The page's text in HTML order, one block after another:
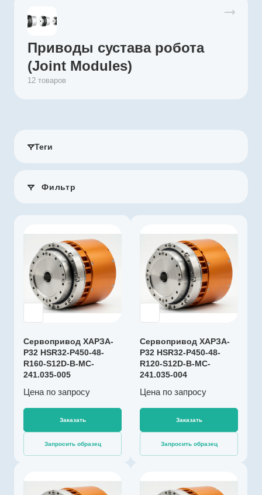
Приводы сустава робота
(Joint Modules)
12 товаров
Теги
Фильтр
Сервопривод ХАРЗА-
Р32 HSR32-P450-48-
R160-S12D-B-MC-
241.035-005
Цена по запросу
Заказать
Запросить образец
Производитель
ООО
"ИнноДрайв"
Артикул
HSR32-P450-48-
R120-S12D-B-
MC-241.035-004
волновой
Серия
ХАРЗА-Р
32
синхронный
Номинальный ток,
А
Сервопривод ХАРЗА-
Р32 HSR32-P450-48-
R120-S12D-B-MC-
241.035-004
Цена по запросу
Заказать
Запросить образец
Производитель